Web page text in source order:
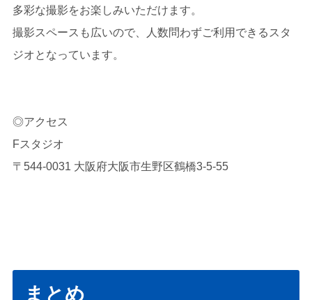
多彩な撮影をお楽しみいただけます。
撮影スペースも広いので、人数問わずご利用できるスタ
ジオとなっています。
◎アクセス
Fスタジオ
〒544-0031 大阪府大阪市生野区鶴橋3-5-55
まとめ